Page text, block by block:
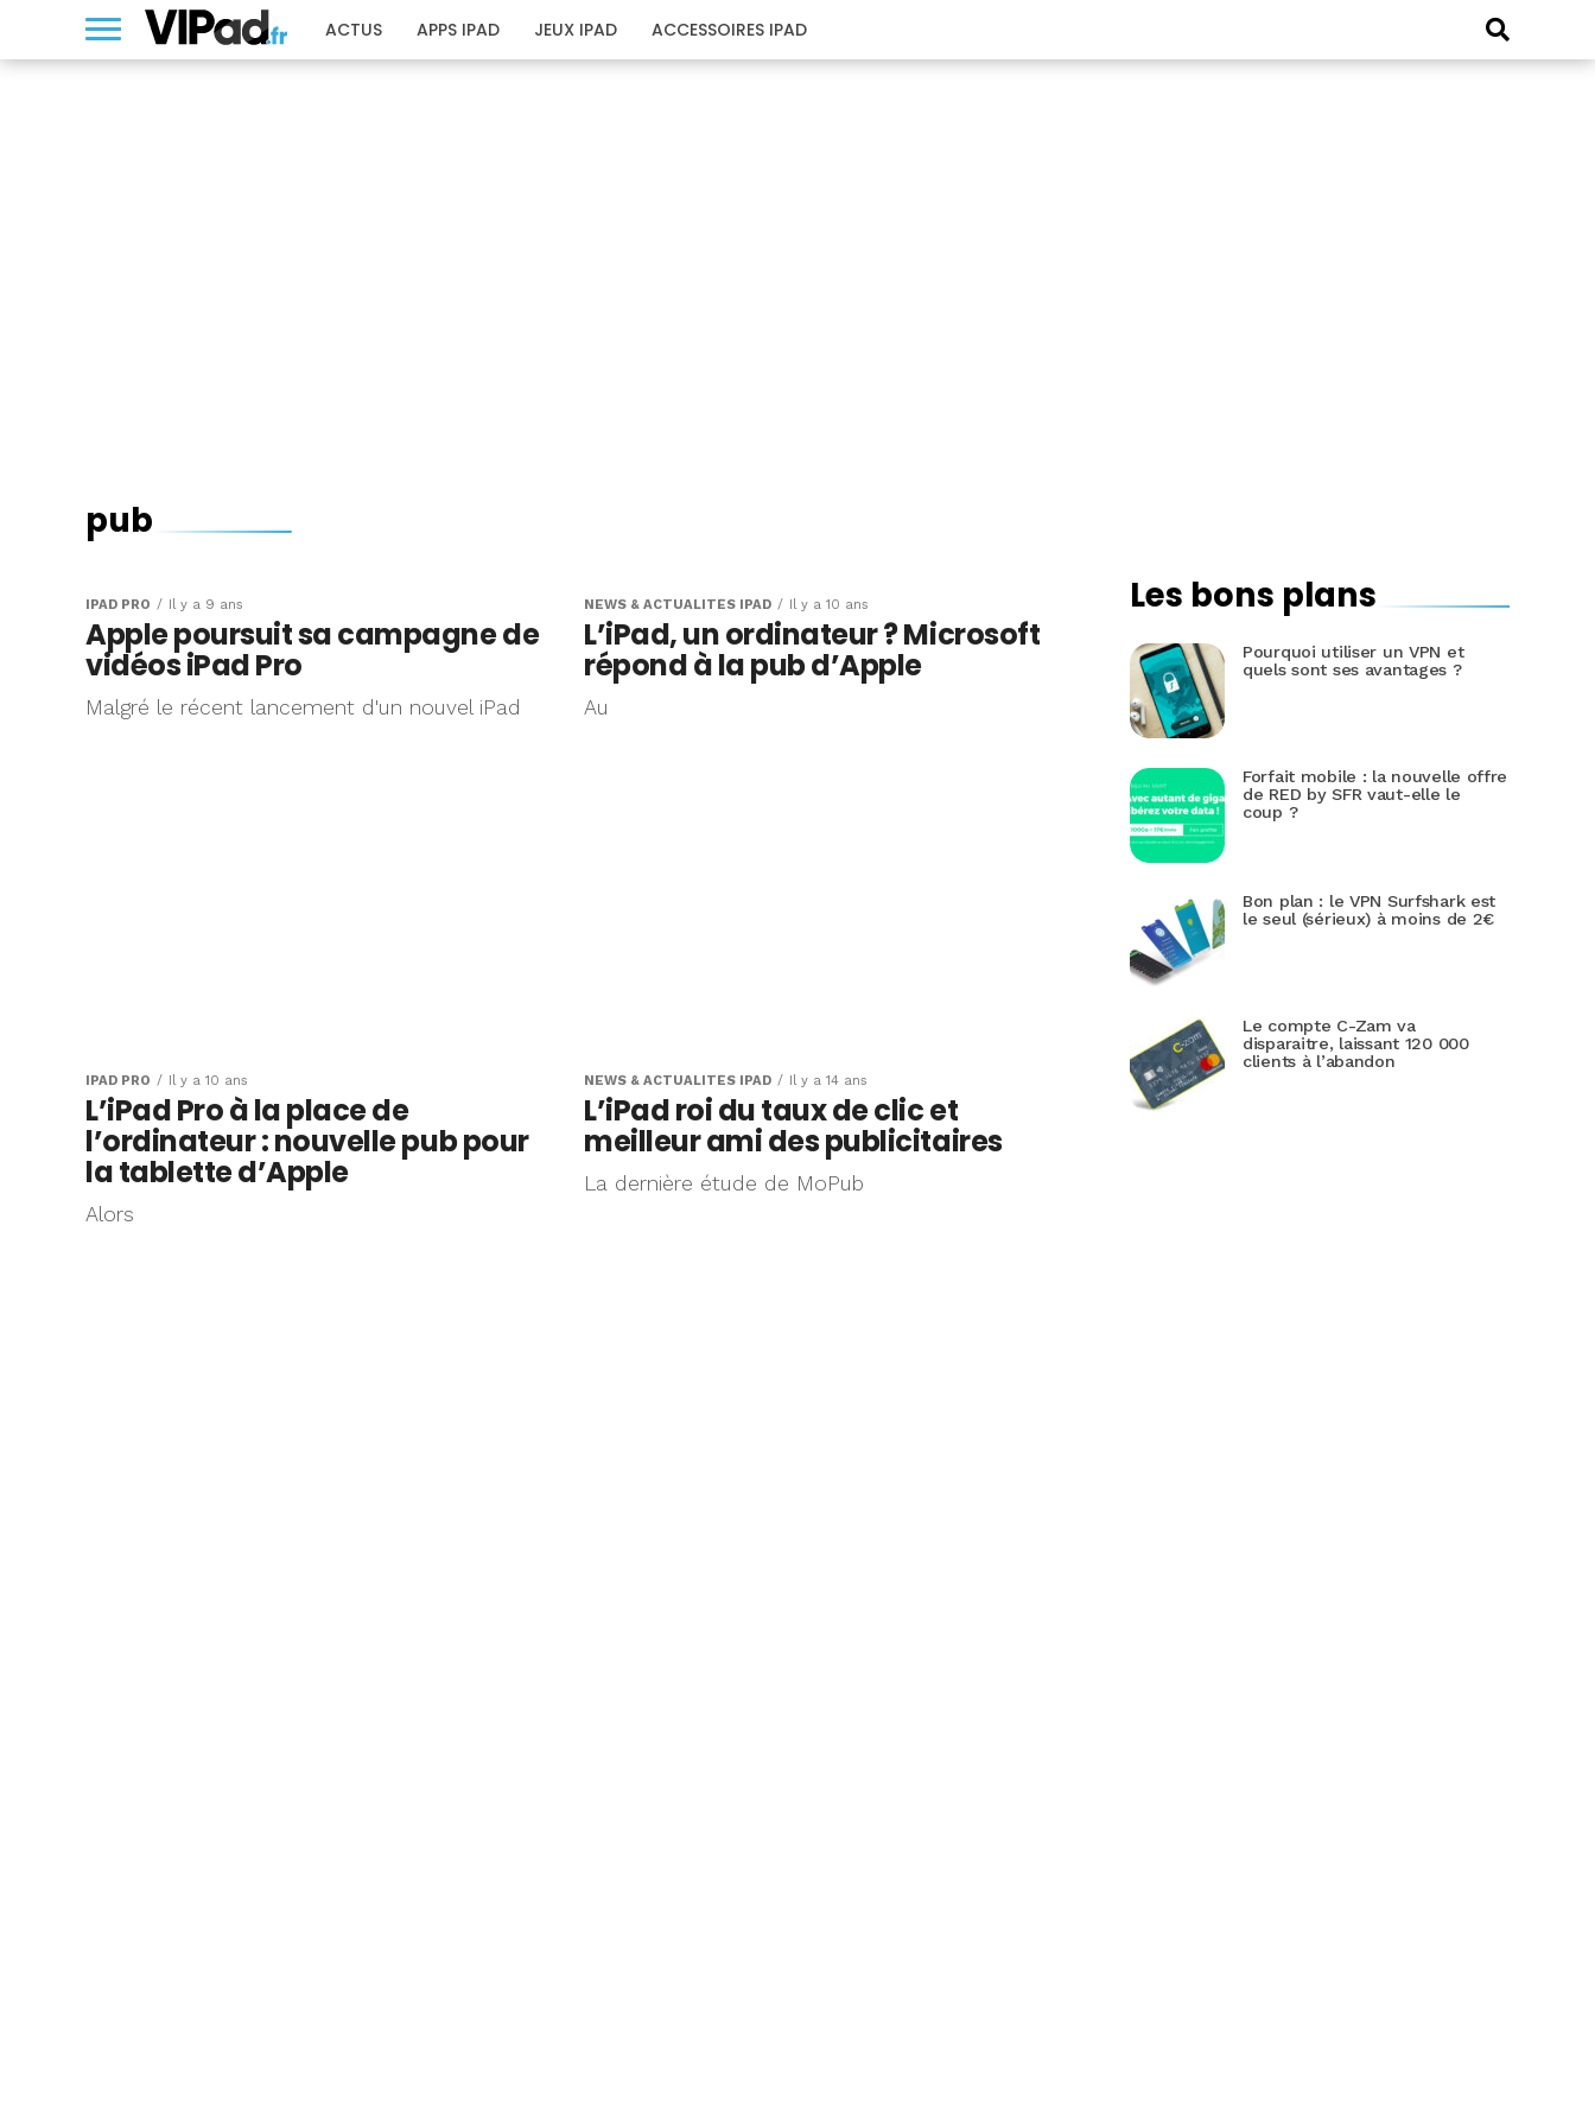
ACTUS APPS IPAD JEUX IPAD ACCESSOIRES IPAD
l’honneur dans des spots
de dessins d’enfants
Apple a récemment lancé un
pub
IPAD PRO Il y a 9 ans
Apple poursuit sa campagne de
vidéos iPad Pro
Malgré le récent lancement d'un nouvel iPad
NEWS & ACTUALITÉS IPAD Il y a 10 ans
L’iPad, un ordinateur ? Microsoft
répond à la pub d’Apple
Au
IPAD PRO Il y a 10 ans
L’iPad Pro à la place de
l’ordinateur : nouvelle pub pour
la tablette d’Apple
Alors
NEWS & ACTUALITÉS IPAD Il y a 14 ans
L’iPad roi du taux de clic et
meilleur ami des publicitaires
La dernière étude de MoPub
Les bons plans
Pourquoi utiliser un VPN et
quels sont ses avantages ?
Forfait mobile : la nouvelle offre
de RED by SFR vaut-elle le
coup ?
Bon plan : le VPN Surfshark est
le seul (sérieux) à moins de 2€
Le compte C-Zam va
disparaitre, laissant 120 000
clients à l’abandon